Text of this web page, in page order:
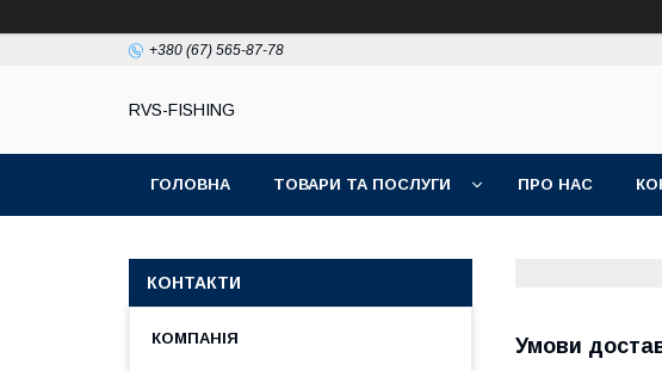
+380 (67) 565-87-78
RVS-FISHING
ГОЛОВНА ТОВАРИ ТА ПОСЛУГИ ПРО НАС
Умови
КОНТАКТИ